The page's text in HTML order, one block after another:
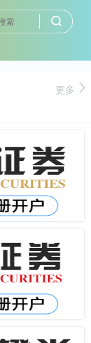
更多